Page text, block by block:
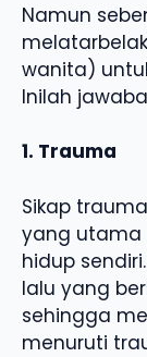
Namun
wanita)
Inilah
1. Trauma
Sikap
yang utama
hidup
lalu yang
sehingga
menuruti